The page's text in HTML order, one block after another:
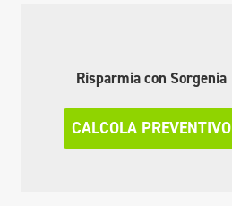
Risparmia con Sorgenia
CALCOLA PREVENTIVO